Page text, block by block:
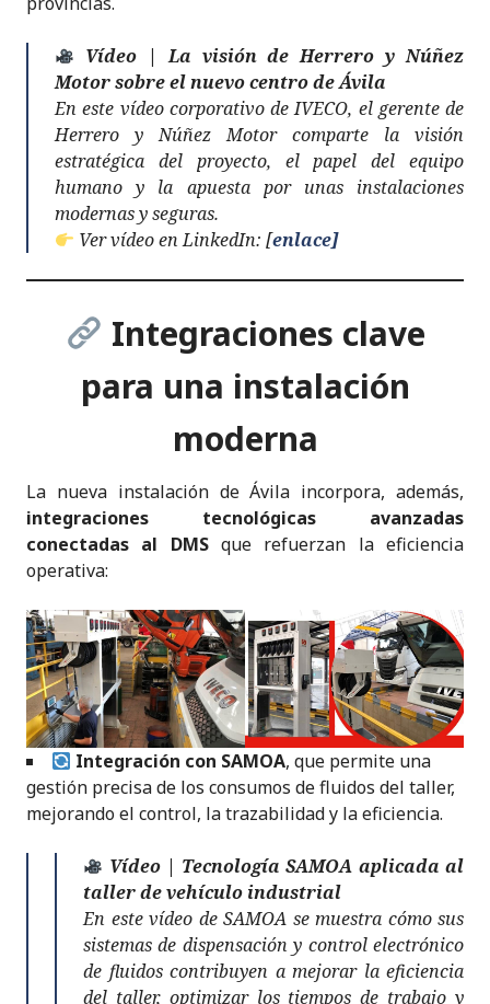
Vídeo | La visión de Herrero y Núñez
Motor sobre el nuevo centro de Ávila
En este vídeo corporativo de IVECO, el gerente de
Herrero y Núñez Motor comparte la visión
estratégica del proyecto, el papel del equipo
humano y la apuesta por unas instalaciones
modernas y seguras.
Ver vídeo en LinkedIn: [enlace]
Integraciones clave
para una instalación
moderna
La nueva instalación de Ávila incorpora, además,
integraciones tecnológicas avanzadas
conectadas al DMSque refuerzan la eficiencia
operativa:
Integración con SAMOA, que permite una
gestión precisa de los consumos de fluidos del taller,
mejorando el control, la trazabilidad y la eficiencia.
Vídeo | Tecnología SAMOA aplicada al
taller de vehículo industrial
En este vídeo de SAMOA se muestra cómo sus
sistemas de dispensación y control electrónico
de fluidos contribuyen a mejorar la eficiencia
del taller, optimizar los tiempos de trabajo y